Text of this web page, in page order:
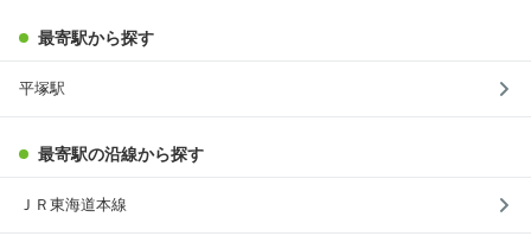
最寄駅から探す
平塚駅
最寄駅の沿線から探す
ＪＲ東海道本線